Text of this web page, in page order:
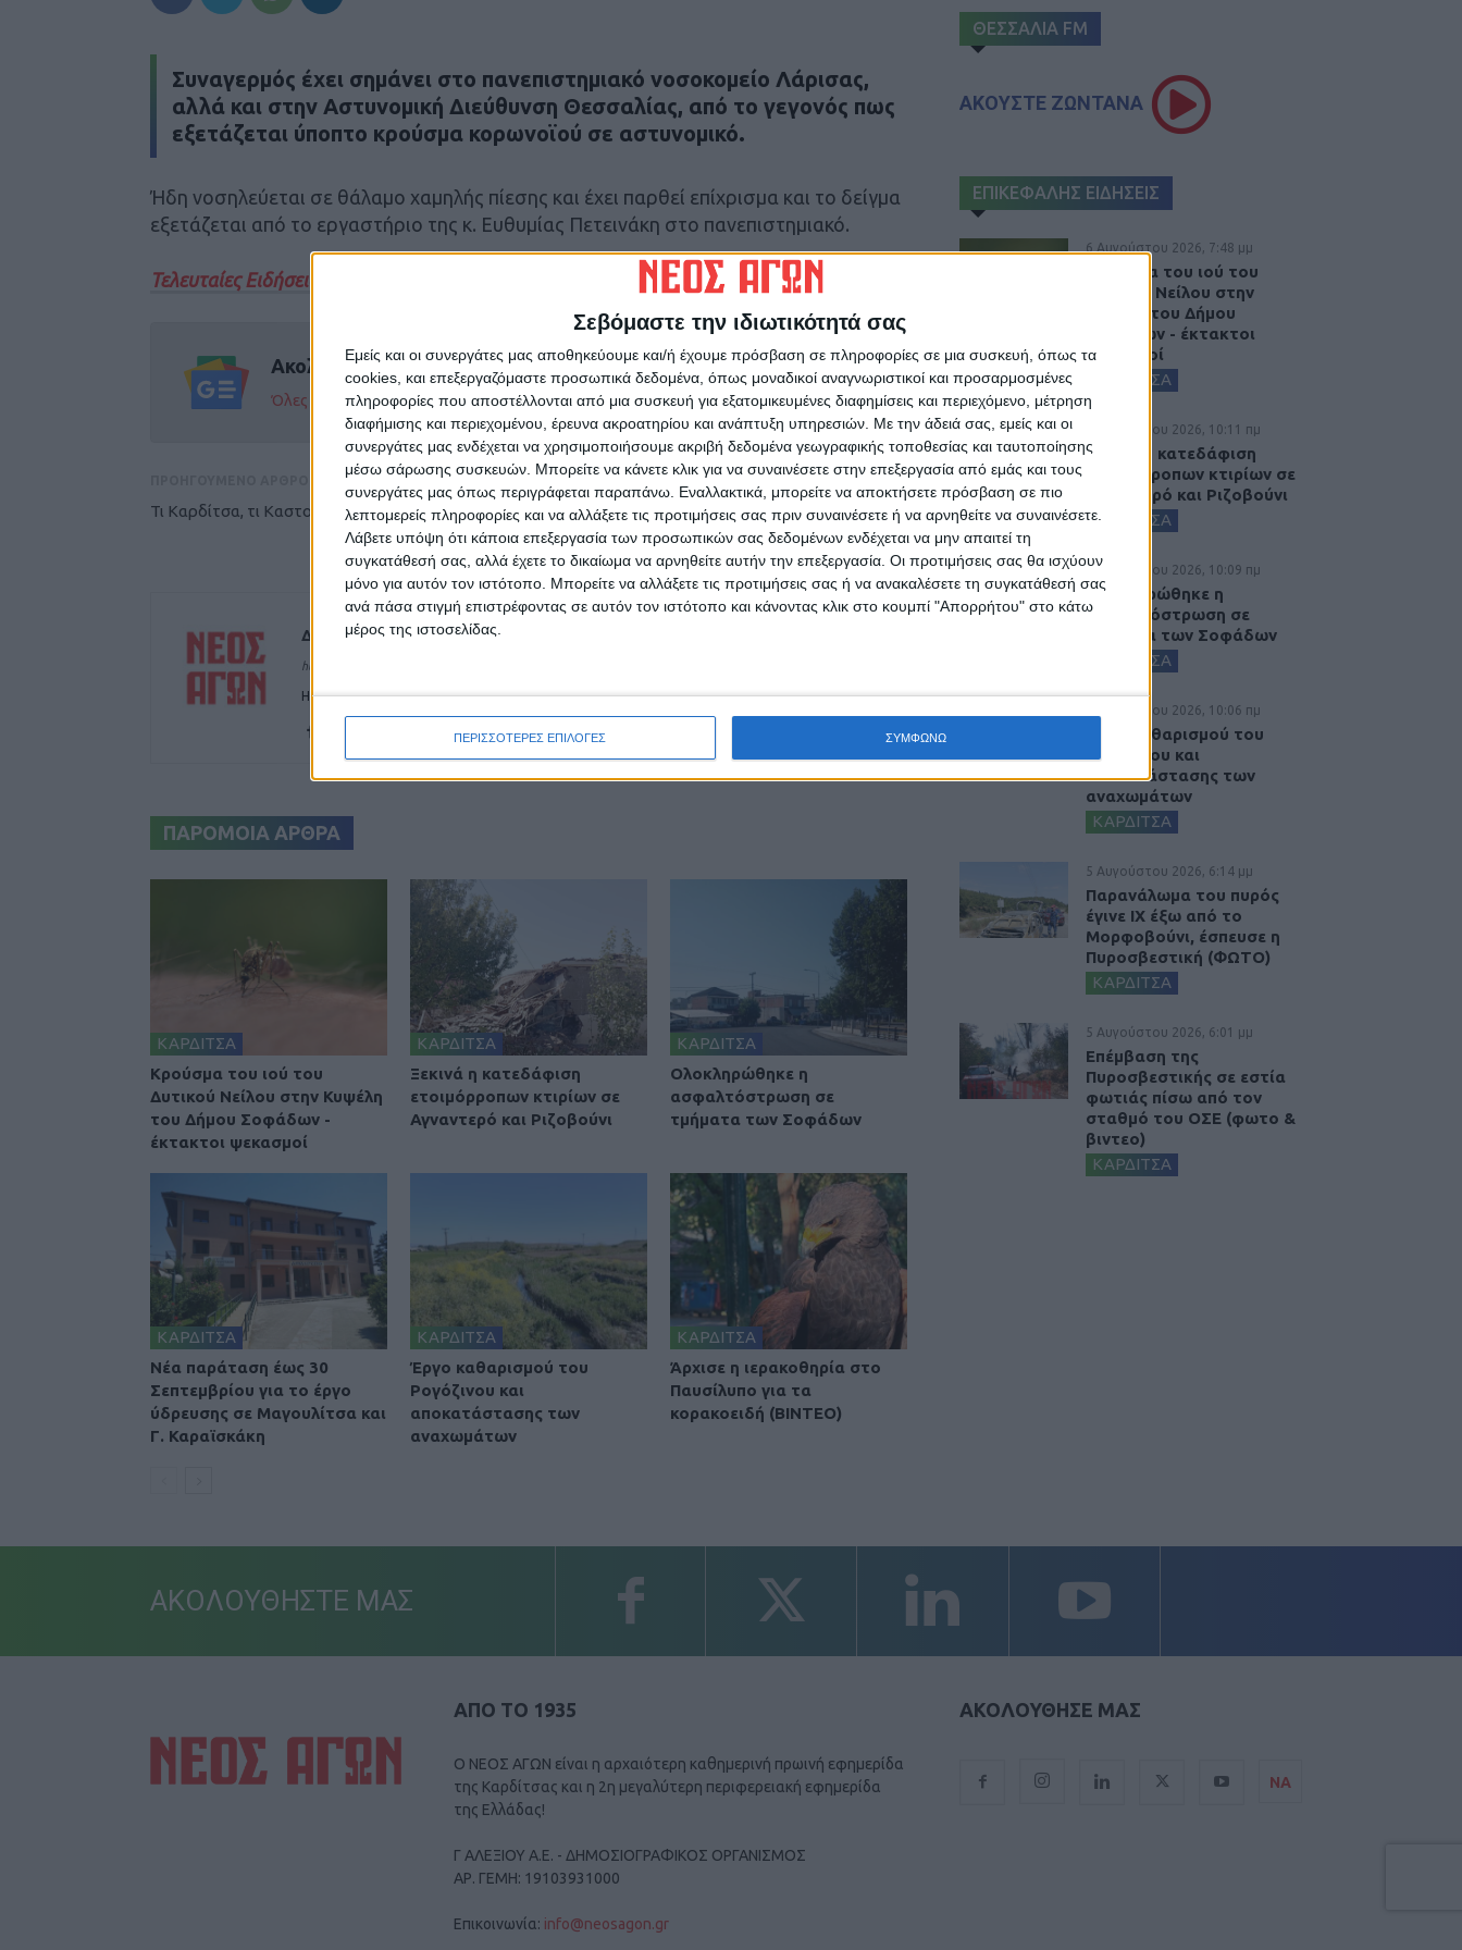
Σεβόμαστε την ιδιωτικότητά σας
Εμείς και οι συνεργάτες μας αποθηκεύουμε και/ή έχουμε πρόσβαση σε πληροφορίες σε μια συσκευή, όπως τα
cookies, και επεξεργαζόμαστε προσωπικά δεδομένα, όπως μοναδικοί αναγνωριστικοί και προσαρμοσμένες
πληροφορίες που αποστέλλονται από μια συσκευή για εξατομικευμένες διαφημίσεις και περιεχόμενο, μέτρηση
διαφήμισης και περιεχομένου, έρευνα ακροατηρίου και ανάπτυξη υπηρεσιών. Με την άδειά σας, εμείς και οι
συνεργάτες μας ενδέχεται να χρησιμοποιήσουμε ακριβή δεδομένα γεωγραφικής τοποθεσίας και ταυτοποίησης
μέσω σάρωσης συσκευών. Μπορείτε να κάνετε κλικ για να συναινέσετε στην επεξεργασία από εμάς και τους
συνεργάτες μας όπως περιγράφεται παραπάνω. Εναλλακτικά, μπορείτε να αποκτήσετε πρόσβαση σε πιο
λεπτομερείς πληροφορίες και να αλλάξετε τις προτιμήσεις σας πριν συναινέσετε ή να αρνηθείτε να συναινέσετε.
Λάβετε υπόψη ότι κάποια επεξεργασία των προσωπικών σας δεδομένων ενδέχεται να μην απαιτεί τη
συγκατάθεσή σας, αλλά έχετε το δικαίωμα να αρνηθείτε αυτήν την επεξεργασία. Οι προτιμήσεις σας θα ισχύουν
μόνο για αυτόν τον ιστότοπο. Μπορείτε να αλλάξετε τις προτιμήσεις σας ή να ανακαλέσετε τη συγκατάθεσή σας
ανά πάσα στιγμή επιστρέφοντας σε αυτόν τον ιστότοπο και κάνοντας κλικ στο κουμπί "Απορρήτου" στο κάτω
μέρος της ιστοσελίδας.
ΠΕΡΙΣΣΟΤΕΡΕΣ ΕΠΙΛΟΓΕΣ ΣΥΜΦΩΝΩ
Συναγερμός έχει σημάνει στο πανεπιστημιακό νοσοκομείο Λάρισας,
αλλά και στην Αστυνομική Διεύθυνση Θεσσαλίας, από το γεγονός πως
εξετάζεται ύποπτο κρούσμα κορωνοϊού σε αστυνομικό.
Ήδη νοσηλεύεται σε θάλαμο χαμηλής πίεσης και έχει παρθεί επίχρισμα και το δείγμα
εξετάζεται από το εργαστήριο της κ. Ευθυμίας Πετεινάκη στο πανεπιστημιακό.
Τελευταίες Ειδήσεις Σήμερα
Ακολούθησε την εφημερίδα ΝΕΟΣ ΑΓΩΝ στο Google News!
Όλες οι εξελίξεις στην περιοχή της Καρδίτσας και ευρύτερα της Θεσσαλίας
Τι Καρδίτσα, τι Καστοριά…
ΕΠΟΜΕΝΟ ΑΡΘΡΟ
Μήνυμα των θεσσαλών φαρμακοποιών για
τον κορωνοϊο
Δημοσιογραφική Ομάδα ΝΕΟΣ ΑΓΩΝ
https://neosagon.gr
Η Αρχαιότερη Καθημερινή Πρωινή Εφημερίδα της Καρδίτσας
ΠΑΡΟΜΟΙΑ ΑΡΘΡΑ
ΚΑΡΔΙΤΣΑ
Κρούσμα του ιού του
Δυτικού Νείλου στην Κυψέλη
του Δήμου Σοφάδων -
έκτακτοι ψεκασμοί
ΚΑΡΔΙΤΣΑ
Ξεκινά η κατεδάφιση
ετοιμόρροπων κτιρίων σε
Αγναντερό και Ριζοβούνι
ΚΑΡΔΙΤΣΑ
Ολοκληρώθηκε η
ασφαλτόστρωση σε
τμήματα των Σοφάδων
ΚΑΡΔΙΤΣΑ
Νέα παράταση έως 30
Σεπτεμβρίου για το έργο
ύδρευσης σε Μαγουλίτσα και
Γ. Καραϊσκάκη
ΚΑΡΔΙΤΣΑ
Έργο καθαρισμού του
Ρογόζινου και
αποκατάστασης των
αναχωμάτων
ΚΑΡΔΙΤΣΑ
Άρχισε η ιερακοθηρία στο
Παυσίλυπο για τα
κορακοειδή (ΒΙΝΤΕΟ)
ΘΕΣΣΑΛΙΑ FM
ΑΚΟΥΣΤΕ ΖΩΝΤΑΝΑ
ΕΠΙΚΕΦΑΛΗΣ ΕΙΔΗΣΕΙΣ
6 Αυγούστου 2026, 7:48 μμ
Κρούσμα του ιού του
Δυτικού Νείλου στην
Κυψέλη του Δήμου
Σοφάδων - έκτακτοι
ψεκασμοί
ΚΑΡΔΙΤΣΑ
6 Αυγούστου 2026, 10:11 πμ
Ξεκινά η κατεδάφιση
ετοιμόρροπων κτιρίων σε
Αγναντερό και Ριζοβούνι
ΚΑΡΔΙΤΣΑ
6 Αυγούστου 2026, 10:09 πμ
Ολοκληρώθηκε η
ασφαλτόστρωση σε
τμήματα των Σοφάδων
ΚΑΡΔΙΤΣΑ
6 Αυγούστου 2026, 10:06 πμ
Έργο καθαρισμού του
Ρογόζινου και
αποκατάστασης των
αναχωμάτων
ΚΑΡΔΙΤΣΑ
5 Αυγούστου 2026, 6:14 μμ
Παρανάλωμα του πυρός
έγινε ΙΧ έξω από το
Μορφοβούνι, έσπευσε η
Πυροσβεστική (ΦΩΤΟ)
ΚΑΡΔΙΤΣΑ
5 Αυγούστου 2026, 6:01 μμ
Επέμβαση της
Πυροσβεστικής σε εστία
φωτιάς πίσω από τον
σταθμό του ΟΣΕ (φωτο &
βιντεο)
ΚΑΡΔΙΤΣΑ
ΑΚΟΛΟΥΘΗΣΤΕ ΜΑΣ
ΑΠΟ ΤΟ 1935
Ο ΝΕΟΣ ΑΓΩΝ είναι η αρχαιότερη καθημερινή πρωινή εφημερίδα
της Καρδίτσας και η 2η μεγαλύτερη περιφερειακή εφημερίδα
της Ελλάδας!
Γ ΑΛΕΞΙΟΥ Α.Ε. - ΔΗΜΟΣΙΟΓΡΑΦΙΚΟΣ ΟΡΓΑΝΙΣΜΟΣ
ΑΡ. ΓΕΜΗ: 19103931000
Επικοινωνία: info@neosagon.gr
ΑΚΟΛΟΥΘΗΣΕ ΜΑΣ
ΝΑ